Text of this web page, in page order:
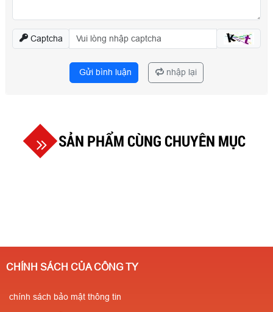
Captcha
Gửi bình luận nhập lại
SẢN PHẨM CÙNG CHUYÊN MỤC
CHÍNH SÁCH CỦA CÔNG TY
chính sách bảo mật thông tin